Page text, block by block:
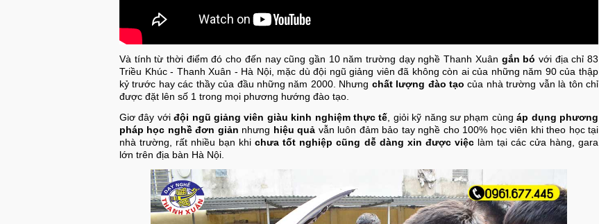
Và tính từ thời điểm đó cho đến nay cũng gần 10 năm trường dạy nghề Thanh Xuân gắn bó với địa chỉ 83
Triều Khúc - Thanh Xuân - Hà Nội, mặc dù đội ngũ giảng viên đã không còn ai của những năm 90 của thập
kỷ trước hay các thầy của đầu những năm 2000. Nhưng chất lượng đào tạo của nhà trường vẫn là tôn chỉ
được đặt lên số 1 trong mọi phương hướng đào tạo.
Giơ đây vớiđội ngũ giảng viên giàu kinh nghiệm thực tế , giỏi kỹ năng sư phạm cùngáp dụng phương
pháp học nghề đơn giản nhưng hiệu quả vẫn luôn đảm bảo tay nghề cho 100% học viên khi theo học tại
nhà trường, rất nhiều bạn khichưa tốt nghiệp cũng dễ dàng xin được việclàm tại các cửa hàng, gara
lớn trên địa bàn Hà Nội.